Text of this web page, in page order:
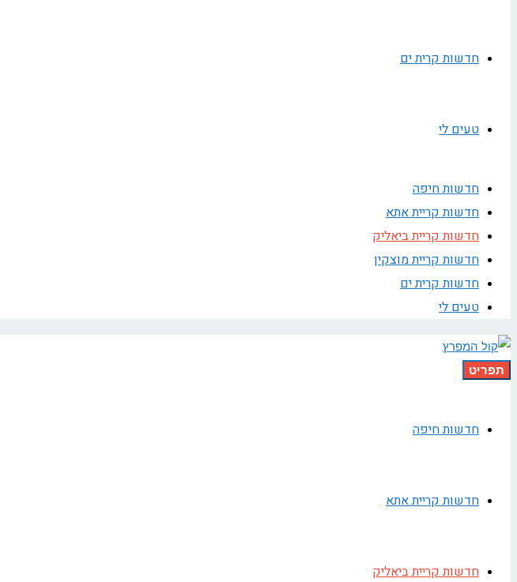
חדשות קרית ים
טעים לי
חדשות חיפה
חדשות קריית אתא
חדשות קריית ביאליק
חדשות קריית מוצקין
חדשות קרית ים
טעים לי
תפריט
חדשות חיפה
חדשות קריית אתא
חדשות קריית ביאליק